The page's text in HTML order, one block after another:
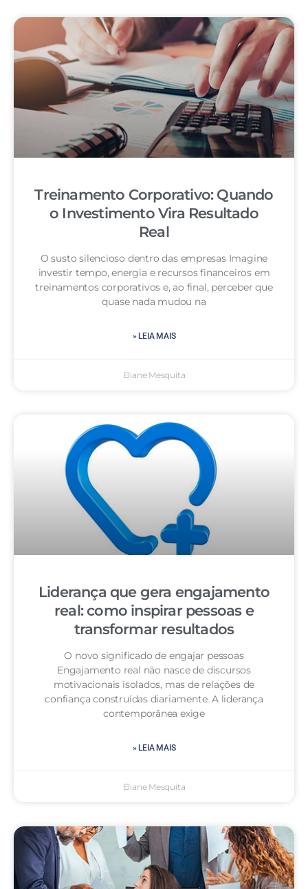
Treinamento Corporativo: Quando
o Investimento Vira Resultado
Real
O susto silencioso dentro das empresas Imagine
investir tempo, energia e recursos financeiros em
treinamentos corporativos e, ao final, perceber que
quase nada mudou na
» LEIA MAIS
Eliane Mesquita
Liderança que gera engajamento
real: como inspirar pessoas e
transformar resultados
O novo significado de engajar pessoas
Engajamento real não nasce de discursos
motivacionais isolados, mas de relações de
confiança construídas diariamente. A liderança
contemporânea exige
» LEIA MAIS
Eliane Mesquita